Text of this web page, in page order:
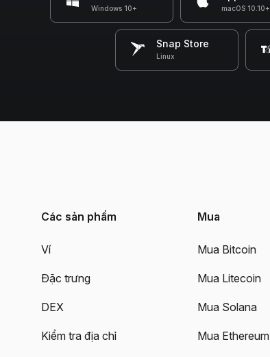
Windows 10+ macOS 10.10+
Snap Store
Linux
Các sản phẩm
Ví
Đặc trưng
DEX
Kiểm tra địa chỉ
Mua
Mua Bitcoin
Mua Litecoin
Mua Solana
Mua Ethereum